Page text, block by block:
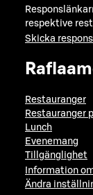
respektive
Skicka
Restauranger
Restauranger
Lunch
Evenemang
Tillgänglighet
Information
Ändra